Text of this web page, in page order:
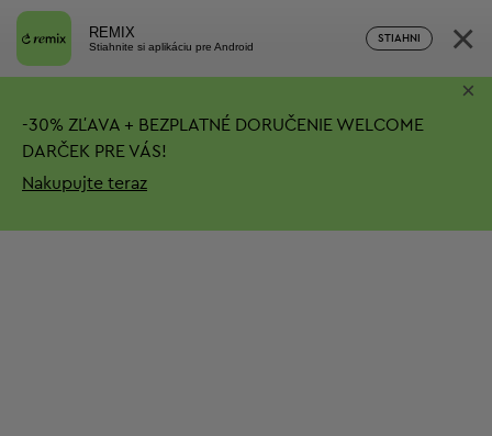
REMIX
Stiahnite si aplikáciu pre Android
STIAHNI ×
-30% ZĽAVA + BEZPLATNÉ DORUČENIE WELCOME
DARČEK PRE VÁS!
Nakupujte teraz
×